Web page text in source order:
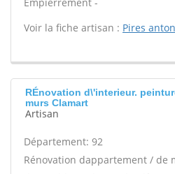
Voir la fiche artisan : Pires
RÉnovation d\'interieur.
murs Clamart
Artisan
Département: 92
Rénovation dappartement / de